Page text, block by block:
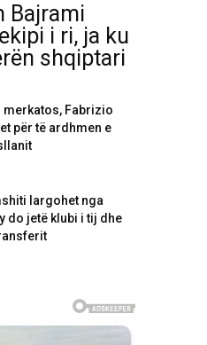
Bajrami
i ri, ja ku
shqiptari
merkatos, Fabrizio
për të ardhmen e
largohet nga
do jetë klubi i tij dhe